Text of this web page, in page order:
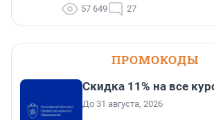
57 649 27
ПРОМОКОДЫ
Скидка 11% на все
До 31 августа, 2026